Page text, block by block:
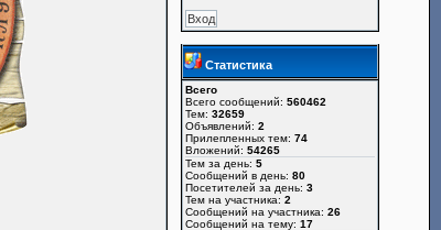
Статистика
Всего
Всего сообщений: 560462
Тем: 32659
Объявлений: 2
Прилепленных тем: 74
Вложений: 54265
Тем за день: 5
Сообщений в день: 80
Посетителей за день: 3
Тем на участника: 2
Сообщений на участника: 26
Сообщений на тему: 17